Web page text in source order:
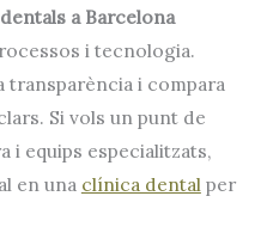
a Barcelona
i tecnologia.
transparència i compara
Si vols un punt de
i equips especialitzats,
en una clínica dental per